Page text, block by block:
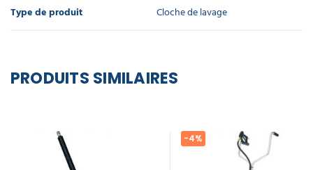
Type de produit Cloche de lavage
PRODUITS SIMILAIRES
-4%